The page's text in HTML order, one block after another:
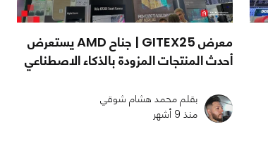
معرض GITEX25 | جناح AMD يستعرض
أحدث المنتجات المزودة بالذكاء الاصطناعي
بقلم محمد هشام شوقي
منذ 9 أشهر